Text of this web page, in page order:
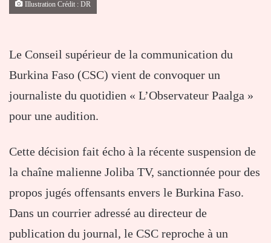
Illustration Crédit : DR
Le Conseil supérieur de la communication du
Burkina Faso (CSC) vient de convoquer un
journaliste du quotidien « L’Observateur Paalga »
pour une audition.
Cette décision fait écho à la récente suspension de
la chaîne malienne Joliba TV, sanctionnée pour des
propos jugés offensants envers le Burkina Faso.
Dans un courrier adressé au directeur de
publication du journal, le CSC reproche à un